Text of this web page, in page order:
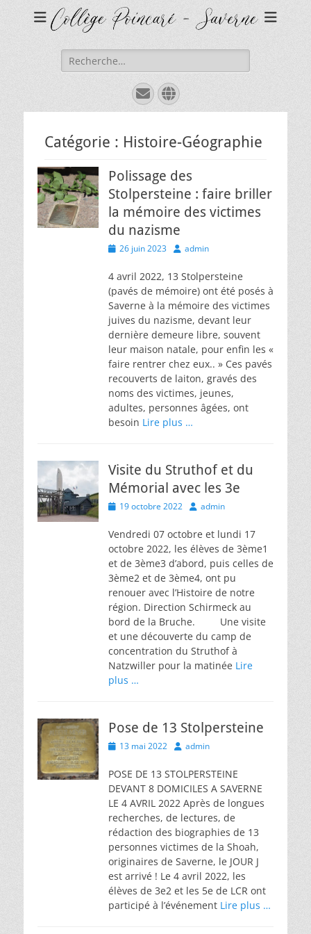
Rechercher :
E-
mail
Site
web
Catégorie : Histoire-Géographie
Polissage des
Stolpersteine : faire briller
la mémoire des victimes
du nazisme
Posted26 juin 2023 Author
admin
4 avril 2022, 13 Stolpersteine
(pavés de mémoire) ont été posés à
Saverne à la mémoire des victimes
juives du nazisme, devant leur
dernière demeure libre, souvent
leur maison natale, pour enfin les «
faire rentrer chez eux.. » Ces pavés
recouverts de laiton, gravés des
noms des victimes, jeunes,
adultes, personnes âgées, ont
besoin Lire plus …
Visite du Struthof et du
Mémorial avec les 3e
Posted19 octobre 2022 Author
admin
Vendredi 07 octobre et lundi 17
octobre 2022, les élèves de 3ème1
et de 3ème3 d’abord, puis celles de
3ème2 et de 3ème4, ont pu
renouer avec l’Histoire de notre
région. Direction Schirmeck au
bord de la Bruche. Une visite
et une découverte du camp de
concentration du Struthof à
Natzwiller pour la matinée Lire
plus …
Pose de 13 Stolpersteine
Posted13 mai 2022 Author
admin
POSE DE 13 STOLPERSTEINE
DEVANT 8 DOMICILES A SAVERNE
LE 4 AVRIL 2022 Après de longues
recherches, de lectures, de
rédaction des biographies de 13
personnes victimes de la Shoah,
originaires de Saverne, le JOUR J
est arrivé ! Le 4 avril 2022, les
élèves de 3e2 et les 5e de LCR ont
participé à l’événement Lire plus …